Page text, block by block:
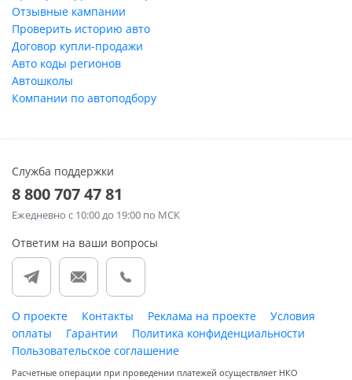
Отзывные кампании
Проверить историю авто
Договор купли-продажи
Авто коды регионов
Автошколы
Компании по автоподбору
Служба поддержки
8 800 707 47 81
Ежедневно с 10:00 до 19:00 по МСК
Ответим на ваши вопросы
О проекте Контакты Реклама на проекте
Условия
оплаты
Гарантии
Политика конфиденциальности
Пользовательское соглашение
Расчетные операции при проведении платежей осуществляет НКО